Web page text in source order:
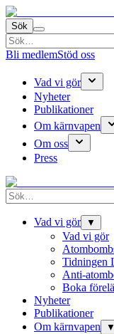
Sök
Bli medlemStöd oss
Vad vi gör
Nyheter
Publikationer
Om kärnvapen
Om oss
Press
Vad vi gör ▼
Vad vi gör
Tidningen
Anti-
Boka
Nyheter
Publikationer
Om kärnvapen
▼